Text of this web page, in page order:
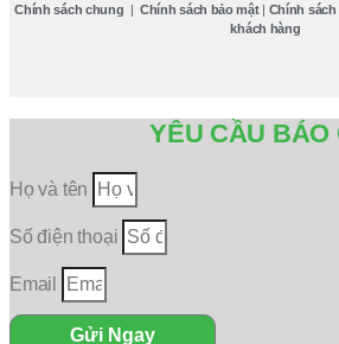
Chính sách chung | Chính sách bảo mật| Chính sách
khách hàng
YÊU CẦU BÁO
Họ và tên
Số điện thoại
Email
Gửi Ngay